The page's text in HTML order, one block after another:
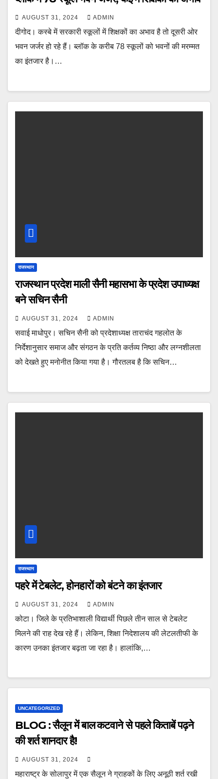
AUGUST 31, 2024 ADMIN
दीगोद। कस्बे में सरकारी स्कूलों में शिक्षकों का अभाव है तो दूसरी ओर
भवन जर्जर हो रहे हैं। ब्लॉक के करीब 78 स्कूलों को भवनों की मरम्मत
का इंतजार है।…
राजस्थान
राजस्थान प्रदेश माली सैनी महासभा के प्रदेश उपाध्यक्ष
बने सचिन सैनी
AUGUST 31, 2024 ADMIN
सवाई माधोपुर। सचिन सैनी को प्रदेशाध्यक्ष ताराचंद गहलोत के
निर्देशानुसार समाज और संगठन के प्रति कर्तव्य निष्ठा और लग्नशीलता
को देखते हुए मनोनीत किया गया है। गौरतलब है कि सचिन…
राजस्थान
पहरे में टेबलेट, होनहारों को बंटने का इंतजार
AUGUST 31, 2024 ADMIN
कोटा। जिले के प्रतिभाशाली विद्यार्थी पिछले तीन साल से टेबलेट
मिलने की राह देख रहे हैं। लेकिन, शिक्षा निदेशालय की लेटलतीफी के
कारण उनका इंतजार बढ़ता जा रहा है। हालांकि,…
UNCATEGORIZED
BLOG : सैलून में बाल कटवाने से पहले किताबें पढ़ने
की शर्त शानदार है!
AUGUST 31, 2024
महाराष्ट्र के सोलापुर में एक सैलून ने ग्राहकों के लिए अनूठी शर्त रखी